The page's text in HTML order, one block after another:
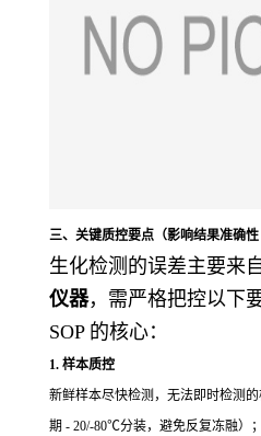
三、关键质控要点（影响结果准确性
生化检测的误差主要来自
仪器，需严格把控以下
SOP 的核心：
1. 样本质控
新鲜样本尽快检测，无法即时检测
期 - 20/-80℃分装，避免反复冻融）；